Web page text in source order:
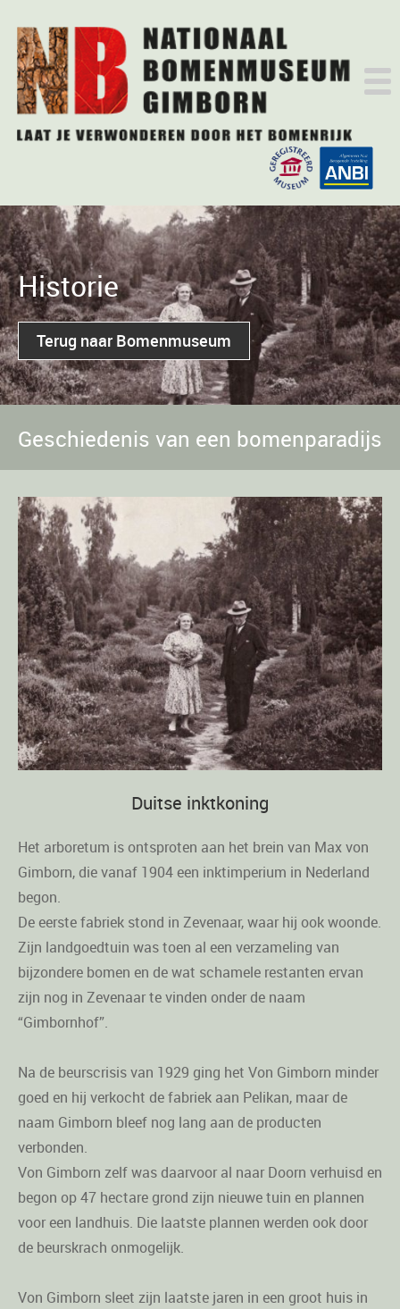
Historie
Terug naar Bomenmuseum
Geschiedenis van een bomenparadijs
Duitse inktkoning
Het arboretum is ontsproten aan het brein van Max von
Gimborn, die vanaf 1904 een inktimperium in Nederland
begon.
De eerste fabriek stond in Zevenaar, waar hij ook woonde.
Zijn landgoedtuin was toen al een verzameling van
bijzondere bomen en de wat schamele restanten ervan
zijn nog in Zevenaar te vinden onder de naam
“Gimbornhof”.
Na de beurscrisis van 1929 ging het Von Gimborn minder
goed en hij verkocht de fabriek aan Pelikan, maar de
naam Gimborn bleef nog lang aan de producten
verbonden.
Von Gimborn zelf was daarvoor al naar Doorn verhuisd en
begon op 47 hectare grond zijn nieuwe tuin en plannen
voor een landhuis. Die laatste plannen werden ook door
de beurskrach onmogelijk.
Von Gimborn sleet zijn laatste jaren in een groot huis in